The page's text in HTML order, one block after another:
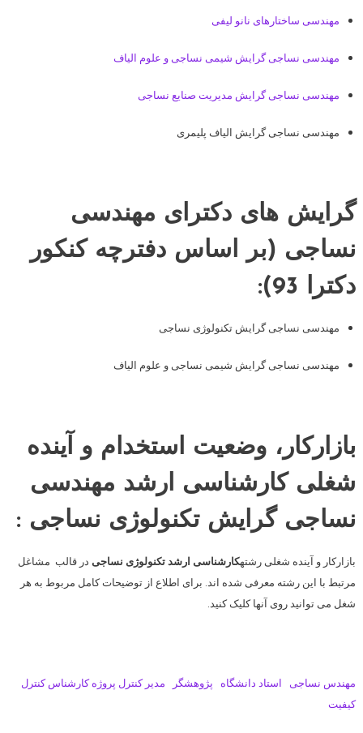
مهندسی ساختارهای نانو لیفی
مهندسی نساجی گرایش شیمی نساجی و علوم الیاف
مهندسی نساجی گرایش مدیریت صنایع نساجی
مهندسی نساجی گرایش الیاف پلیمری
گرایش های دکترای مهندسی
نساجی (بر اساس دفترچه کنکور
دکترا 93):
مهندسی نساجی گرایش تکنولوژی نساجی
مهندسی نساجی گرایش شیمی نساجی و علوم الیاف
بازارکار، وضعیت استخدام و آینده
شغلی کارشناسی ارشد مهندسی
نساجی گرایش تکنولوژی نساجی :
بازارکار و آینده شغلی رشتهکارشناسی ارشدتکنولوژی نساجی در قالب مشاغل
مرتبط با این رشته معرفی شده اند. برای اطلاع از توضیحات کامل مربوط به هر
شغل می توانید روی آنها کلیک کنید.
مهندس نساجی استاد دانشگاه پژوهشگر مدیر کنترل پروژهکارشناس کنترل
کیفیت